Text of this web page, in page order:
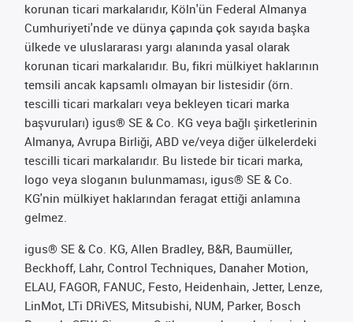
korunan ticari markalarıdır, Köln'ün Federal Almanya
Cumhuriyeti'nde ve dünya çapında çok sayıda başka
ülkede ve uluslararası yargı alanında yasal olarak
korunan ticari markalarıdır. Bu, fikri mülkiyet haklarının
temsili ancak kapsamlı olmayan bir listesidir (örn.
tescilli ticari markaları veya bekleyen ticari marka
başvuruları) igus® SE & Co. KG veya bağlı şirketlerinin
Almanya, Avrupa Birliği, ABD ve/veya diğer ülkelerdeki
tescilli ticari markalarıdır. Bu listede bir ticari marka,
logo veya sloganın bulunmaması, igus® SE & Co.
KG'nin mülkiyet haklarından feragat ettiği anlamına
gelmez.
igus® SE & Co. KG, Allen Bradley, B&R, Baumüller,
Beckhoff, Lahr, Control Techniques, Danaher Motion,
ELAU, FAGOR, FANUC, Festo, Heidenhain, Jetter, Lenze,
LinMot, LTi DRiVES, Mitsubishi, NUM, Parker, Bosch